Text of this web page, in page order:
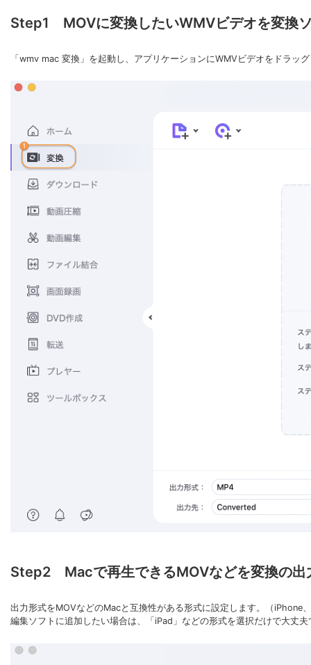
Step1 MOVに変換したいWMVビデオを変換
「wmv mac 変換」を起動し、アプリケーションにWMVビデオをドラッ
Step2 Macで再生できるMOVなどを変換の出
出力形式をMOVなどのMacと互換性がある形式に設定します。（
編集ソフトに追加したい場合は、「iPad」などの形式を選択だけで大丈夫